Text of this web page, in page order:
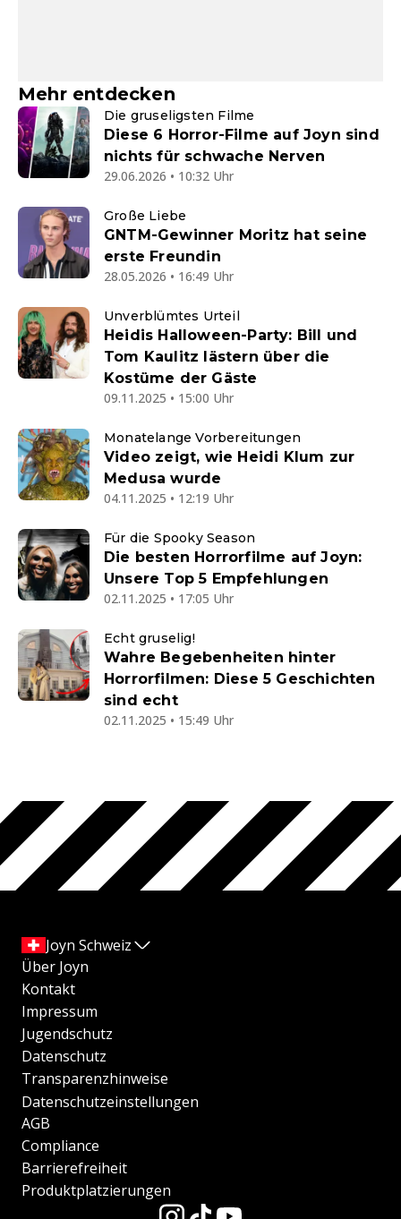
Mehr entdecken
Die gruseligsten Filme
Diese 6 Horror-Filme auf Joyn sind
nichts für schwache Nerven
29.06.2026 • 10:32 Uhr
Große Liebe
GNTM-Gewinner Moritz hat seine
erste Freundin
28.05.2026 • 16:49 Uhr
Unverblümtes Urteil
Heidis Halloween-Party: Bill und
Tom Kaulitz lästern über die
Kostüme der Gäste
09.11.2025 • 15:00 Uhr
Monatelange Vorbereitungen
Video zeigt, wie Heidi Klum zur
Medusa wurde
04.11.2025 • 12:19 Uhr
Für die Spooky Season
Die besten Horrorfilme auf Joyn:
Unsere Top 5 Empfehlungen
02.11.2025 • 17:05 Uhr
Echt gruselig!
Wahre Begebenheiten hinter
Horrorfilmen: Diese 5 Geschichten
sind echt
02.11.2025 • 15:49 Uhr
Joyn Schweiz
Über Joyn
Kontakt
Impressum
Jugendschutz
Datenschutz
Transparenzhinweise
Datenschutzeinstellungen
AGB
Compliance
Barrierefreiheit
Produktplatzierungen